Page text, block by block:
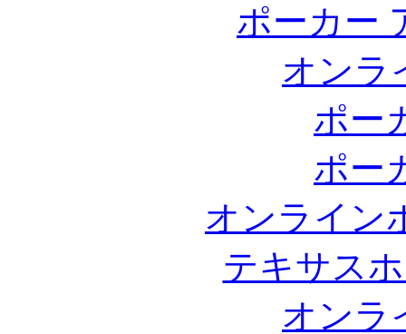
ポーカー
オンラ
ポー
ポー
オンライン
テキサス
オンラ